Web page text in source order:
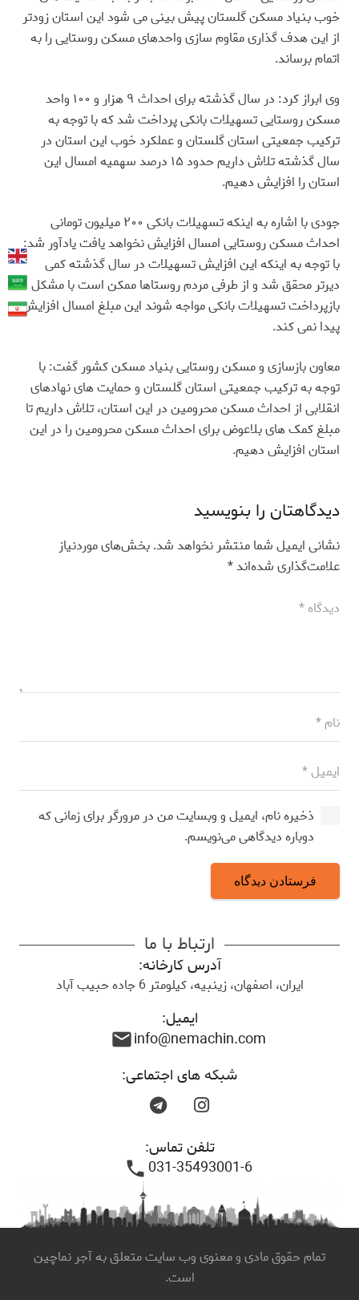
خوب بنیاد مسکن گلستان پیش بینی می شود این استان زودتر
از این هدف گذاری مقاوم سازی واحدهای مسکن روستایی را به
اتمام برساند.
وی ابراز کرد: در سال گذشته برای احداث ۹ هزار و ۱۰۰ واحد
مسکن روستایی تسهیلات بانکی پرداخت شد که با توجه به
ترکیب جمعیتی استان گلستان و عملکرد خوب این استان در
سال گذشته تلاش داریم حدود ۱۵ درصد سهمیه امسال این
استان را افزایش دهیم.
جودی با اشاره به اینکه تسهیلات بانکی ۲۰۰ میلیون تومانی
احداث مسکن روستایی امسال افزایش نخواهد یافت یادآور شد:
با توجه به اینکه این افزایش تسهیلات در سال گذشته کمی
دیرتر محقق شد و از طرفی مردم روستاها ممکن است با مشکل
بازپرداخت تسهیلات بانکی مواجه شوند این مبلغ امسال افزایش
پیدا نمی کند.
معاون بازسازی و مسکن روستایی بنیاد مسکن کشور گفت: با
توجه به ترکیب جمعیتی استان گلستان و حمایت های نهادهای
انقلابی از احداث مسکن محرومین در این استان، تلاش داریم تا
مبلغ کمک های بلاعوض برای احداث مسکن محرومین را در این
استان افزایش دهیم.
دیدگاهتان را بنویسید
نشانی ایمیل شما منتشر نخواهد شد.بخش‌های موردنیاز
علامت‌گذاری شده‌اند*
ذخیره نام، ایمیل و وبسایت من در مرورگر برای زمانی که
دوباره دیدگاهی می‌نویسم.
فرستادن دیدگاه
ارتباط با ما
آدرس کارخانه:
ایران، اصفهان، زینبیه، کیلومتر 6 جاده حبیب آباد
ایمیل:
info@nemachin.com
mail
شبکه های اجتماعی:
تلفن تماس:
031-35493001-6
phone
تمام حقوق مادی و معنوی وب سایت متعلق به آجر نماچین
است.